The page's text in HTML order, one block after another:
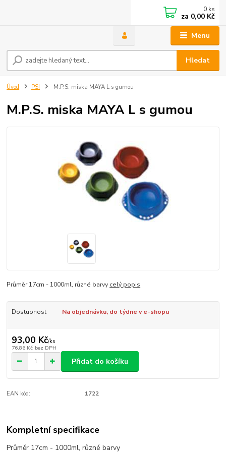
Menu
Hledat
0 ks
za 0,00 Kč
Úvod PSI M.P.S. miska MAYA L s gumou
M.P.S. miska MAYA L s gumou
Průměr 17cm - 1000ml, různé barvy celý popis
Dostupnost Na objednávku, do týdne v e-shopu
93,00 Kč/ks
76,86 Kč bez DPH
Přidat do košíku
EAN kód: 1722
Kompletní specifikace
Průměr 17cm - 1000ml, různé barvy